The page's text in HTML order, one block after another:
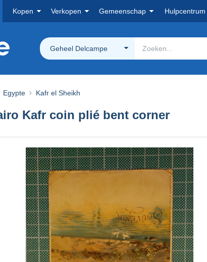
Kopen Verkopen Gemeenschap Hulpcentrum
Geheel Delcampe
Egypte Kafr el Sheikh
Kafr coin plié bent corner